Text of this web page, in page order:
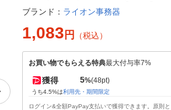
ブランド： ライオン事務器
1,083 円 （税込）
お買い物でもらえる特典最大付与率7%
獲得 5%(48pt)
うち4.5%は利用先・期間限定
ログイン&全額PayPay支払いで獲得できます。原則